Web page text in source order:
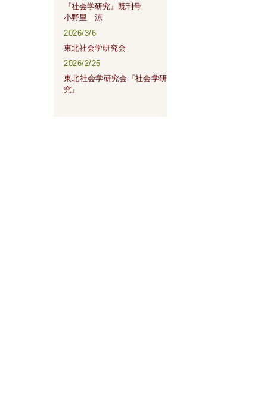
『社会学研究』既刊号
小野里 涼
2026/3/6
東北社会学研究会
2026/2/25
東北社会学研究会『社会学研
究』